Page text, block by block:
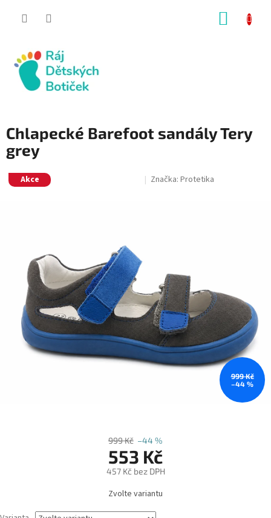
Chlapecké Barefoot sandály Tery
grey
Akce Značka: Protetika
999 Kč
–44 %
999 Kč –44 %
553 Kč
457 Kč bez DPH
Měrná
cena:
Zvolte variantu